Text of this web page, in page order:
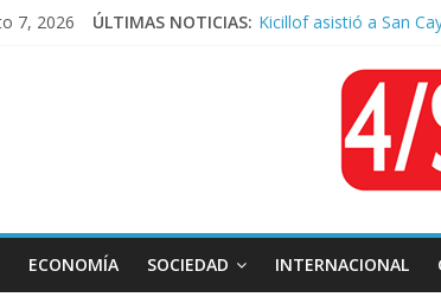
7, 2026 ÚLTIMAS NOTICIAS: Kicillof asistió a San
Día de San Cayetano:
Pesar por la muerte
Tras la aprobación de
ECONOMÍA SOCIEDAD INTERNACIONAL